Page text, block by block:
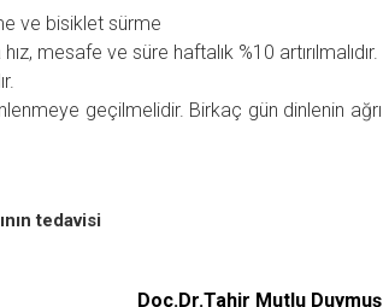
ve bisiklet sürme
mesafe ve süre haftalık %10 artırılmalıdır.
geçilmelidir. Birkaç gün dinlenin ağrı
tedavisi
Doç.Dr.Tahir Mutlu Duymuş